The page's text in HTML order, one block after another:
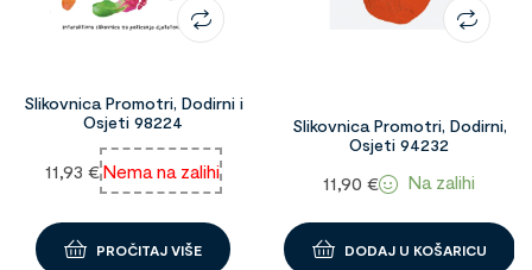
Slikovnica Promotri, Dodirni i
Osjeti 98224
11,93 €Nema na zalihi
PROČITAJ VIŠE
Slikovnica Promotri, Dodirni,
Osjeti 94232
11,90€ Na zalihi
DODAJ U KOŠARICU